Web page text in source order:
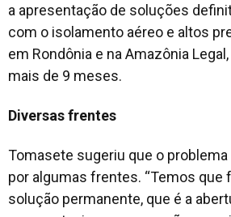
a apresentação de soluções
com o isolamento aéreo e altos
em Rondônia e na Amazônia
mais de 9 meses.
Diversas frentes
Tomasete sugeriu que o
por algumas frentes. “Temos que
solução permanente, que é a